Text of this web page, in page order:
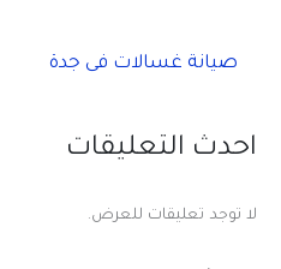
صيانة غسالات فى جدة
احدث التعليقات
لا توجد تعليقات للعرض.